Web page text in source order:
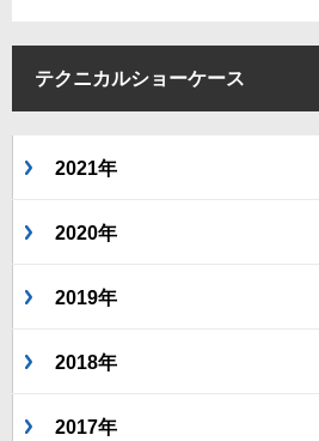
テクニカルショーケース
2021年
2020年
2019年
2018年
2017年